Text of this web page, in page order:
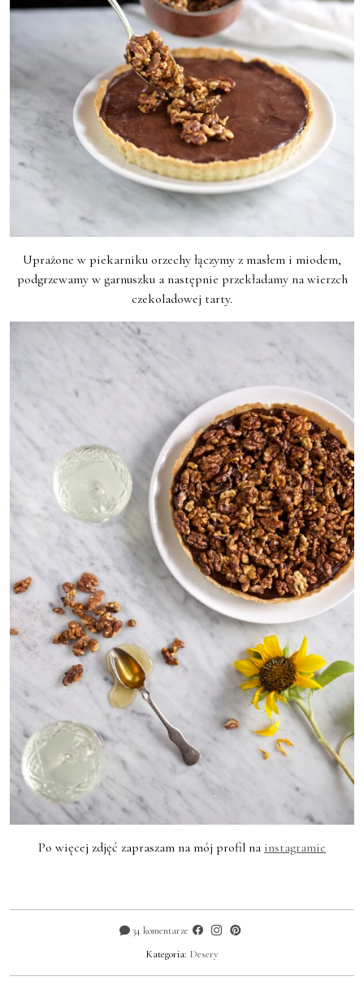
Uprażone w piekarniku orzechy łączymy z masłem i miodem,
podgrzewamy w garnuszku a następnie przekładamy na wierzch
czekoladowej tarty.
Po więcej zdjęć zapraszam na mój profil na instagramie
34 komentarze
Kategoria: Desery